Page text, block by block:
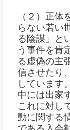
（２）正
らない若い
る陰謀」と
う事件を肯
る虚偽の主
信させたり
しています
中には出家
これに対し
動に関する